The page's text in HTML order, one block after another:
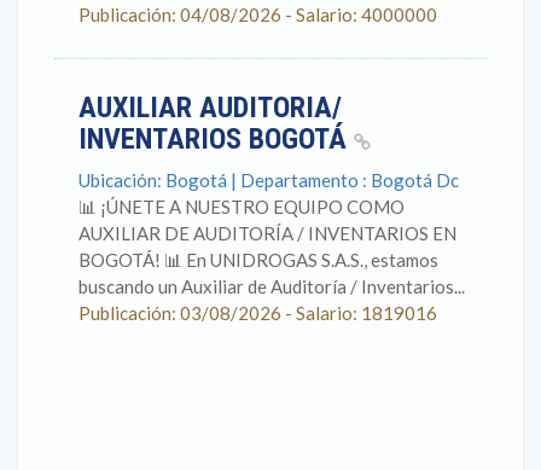
Publicación: 04/08/2026 - Salario: 4000000
AUXILIAR AUDITORIA/
INVENTARIOS BOGOTÁ
Ubicación: Bogotá | Departamento : Bogotá Dc
📊 ¡ÚNETE A NUESTRO EQUIPO COMO
AUXILIAR DE AUDITORÍA / INVENTARIOS EN
BOGOTÁ! 📊 En UNIDROGAS S.A.S., estamos
buscando un Auxiliar de Auditoría / Inventarios...
Publicación: 03/08/2026 - Salario: 1819016